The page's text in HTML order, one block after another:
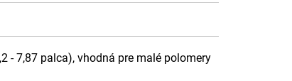
- 7,87 palca), vhodná pre malé polomery